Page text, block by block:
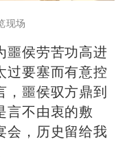
现场
噩侯劳苦功高进
过要塞而有意控
，噩侯驭方鼎到
言不由衷的敷
会，历史留给我